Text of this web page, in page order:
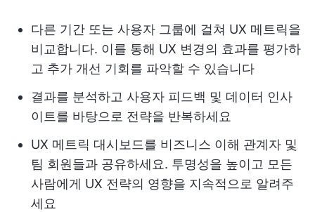
다른 기간 또는 사용자 그룹에 걸쳐 UX 메트릭을
비교합니다. 이를 통해 UX 변경의 효과를 평가하
고 추가 개선 기회를 파악할 수 있습니다
결과를 분석하고 사용자 피드백 및 데이터 인사
이트를 바탕으로 전략을 반복하세요
UX 메트릭 대시보드를 비즈니스 이해 관계자 및
팀 회원들과 공유하세요. 투명성을 높이고 모든
사람에게 UX 전략의 영향을 지속적으로 알려주
세요